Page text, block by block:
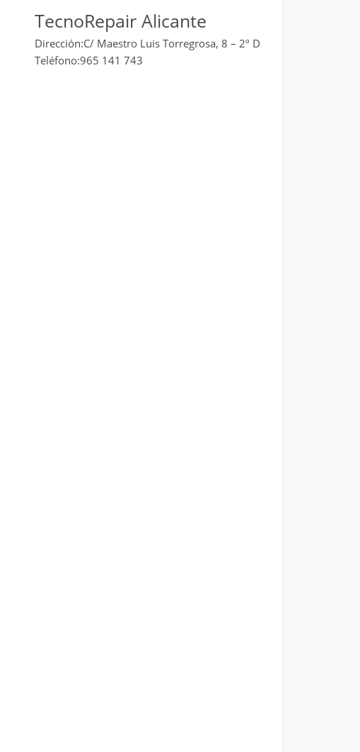
TecnoRepair Alicante
Dirección:C/ Maestro Luis Torregrosa, 8 – 2º D
Teléfono:965 141 743